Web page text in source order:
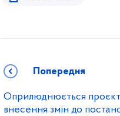
Попередня
Оприлюднюється
внесення змін до